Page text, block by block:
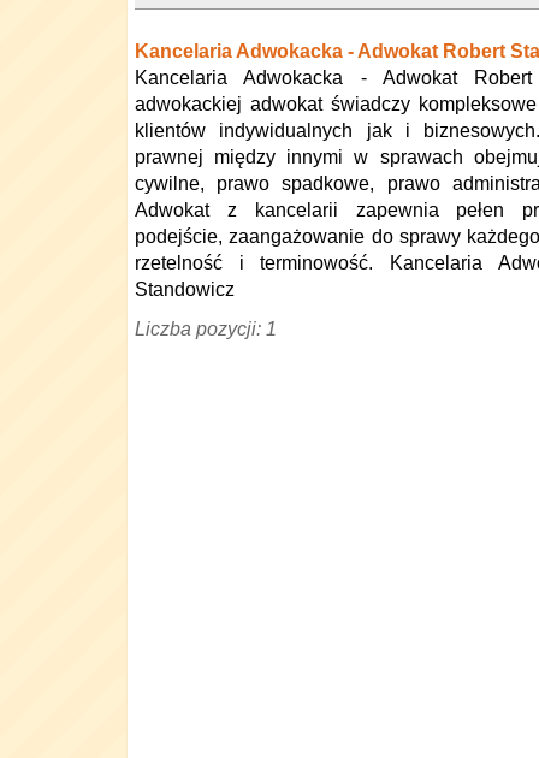
Kancelaria Adwokacka - Adwokat Robert
Kancelaria Adwokacka - Adwokat
adwokackiej adwokat świadczy
klientów indywidualnych jak i
prawnej między innymi w sprawach
cywilne, prawo spadkowe, prawo
Adwokat z kancelarii zapewnia pełen
podejście, zaangażowanie do sprawy
rzetelność i terminowość. Kancelaria
Standowicz
Liczba pozycji: 1